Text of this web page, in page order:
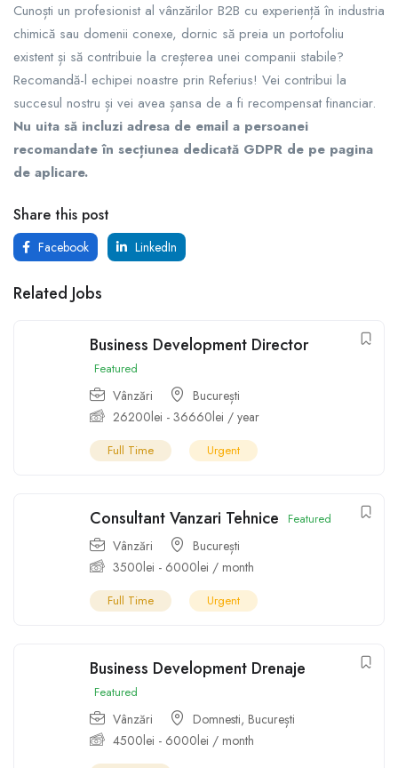
Cunoști un profesionist al vânzărilor B2B cu experiență în industria
chimică sau domenii conexe, dornic să preia un portofoliu
existent și să contribuie la creșterea unei companii stabile?
Recomandă-l echipei noastre prin Referius! Vei contribui la
succesul nostru și vei avea șansa de a fi recompensat financiar.
Nu uita să incluzi adresa de email a persoanei
recomandate în secțiunea dedicată GDPR de pe pagina
de aplicare.
Share this post
Facebook LinkedIn
Related Jobs
Business Development Director
Featured
Vânzări
București
26200lei - 36660lei / year
Full Time Urgent
Consultant Vanzari Tehnice Featured
Vânzări
București
3500lei - 6000lei / month
Full Time Urgent
Business Development Drenaje
Featured
Vânzări Domnesti, București
4500lei - 6000lei / month